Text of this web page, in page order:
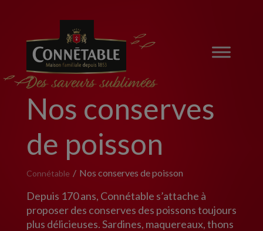
Des saveurs sublimées
Nos conserves
de poisson
Connétable Nos conserves de poisson
Depuis 170 ans, Connétable s’attache à
proposer des conserves des poissons toujours
plus délicieuses. Sardines, maquereaux, thons